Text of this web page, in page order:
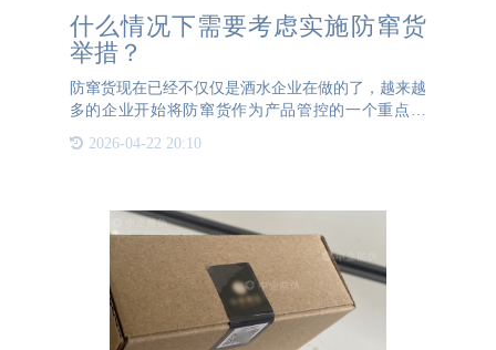
什么情况下需要考虑实施防窜货
举措？
防窜货现在已经不仅仅是酒水企业在做的了，越来越
多的企业开始将防窜货作为产品管控的一个重点环
将货品不通过厂商，直接供货给其他经销商。其目的
2026-04-22 20:10